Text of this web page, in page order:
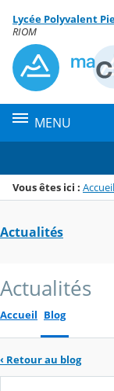
Menu de la
Contenu
Lycée Polyvalent
RIOM
MENU
Vous êtes ici : Accueil
Actualités
Actualités
Accueil Blog
‹ Retour au blog